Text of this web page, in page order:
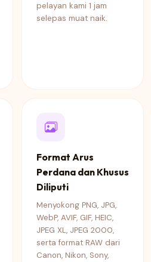
pelayan kami 1 jam
selepas muat naik.
Format Arus
Perdana dan Khusus
Diliputi
Menyokong PNG, JPG,
WebP, AVIF, GIF, HEIC,
JPEG XL, JPEG 2000,
serta format RAW dari
Canon, Nikon, Sony,